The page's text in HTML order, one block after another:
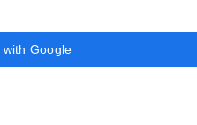
with Google